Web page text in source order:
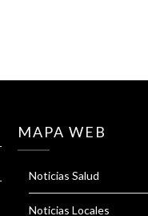
MAPA WEB
Noticias Salud
Noticias Locales